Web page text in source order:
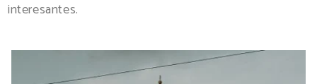
interesantes.